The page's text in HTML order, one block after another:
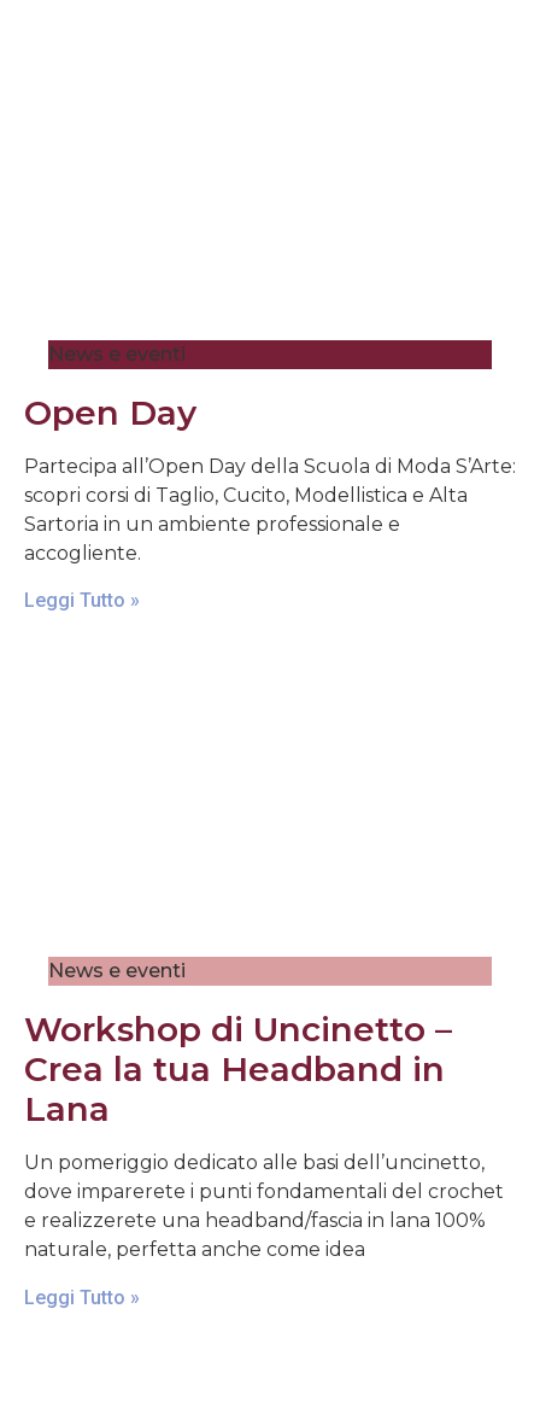
News e eventi
Open Day
Partecipa all’Open Day della Scuola di Moda S’Arte:
scopri corsi di Taglio, Cucito, Modellistica e Alta
Sartoria in un ambiente professionale e
accogliente.
Leggi Tutto »
News e eventi
Workshop di Uncinetto –
Crea la tua Headband in
Lana
Un pomeriggio dedicato alle basi dell’uncinetto,
dove imparerete i punti fondamentali del crochet
e realizzerete una headband/fascia in lana 100%
naturale, perfetta anche come idea
Leggi Tutto »